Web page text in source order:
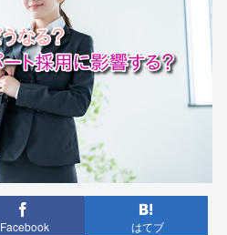
Facebook はてブ